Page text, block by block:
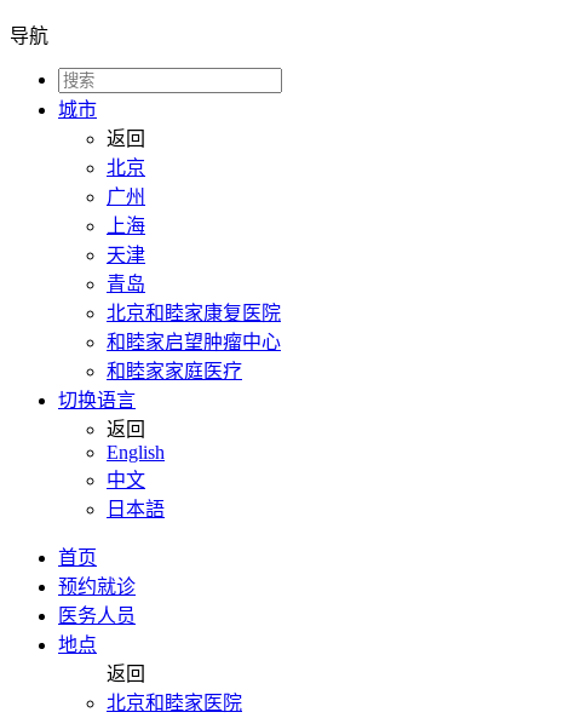
导航
城市
返回
北京
广州
上海
天津
青岛
北京和睦家康复医院
和睦家启望肿瘤中心
和睦家家庭医疗
切换语言
返回
English
中文
日本語
首页
预约就诊
医务人员
地点
返回
北京和睦家医院